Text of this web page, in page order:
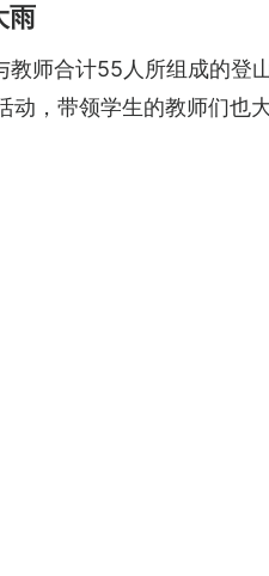
雨
师合计55人所组成的
，带领学生的教师们也